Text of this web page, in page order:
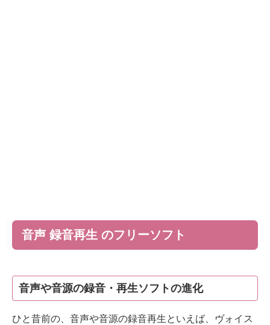
音声 録音再生 のフリーソフト
音声や音源の録音・再生ソフトの進化
ひと昔前の、音声や音源の録音再生といえば、ヴォイス